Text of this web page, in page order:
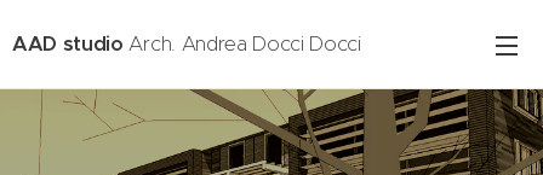
AAD studioArch. Andrea Docci Docci